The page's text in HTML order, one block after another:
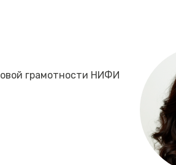
грамотности НИФИ